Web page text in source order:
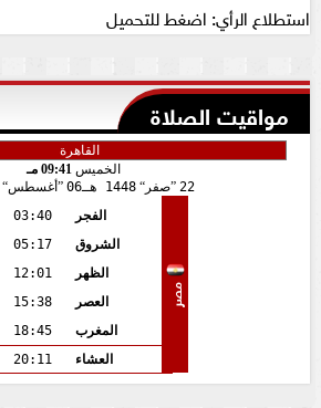
استطلاع الرأي: اضغط للتحميل
مواقيت الصلاة
الخميس09:41 مـ
22
صفر 1448 هـ 06 أغسطس
مصر
الفجر
03:40
الشروق
05:17
الظهر
12:01
العصر
15:38
المغرب
18:45
العشاء
20:11